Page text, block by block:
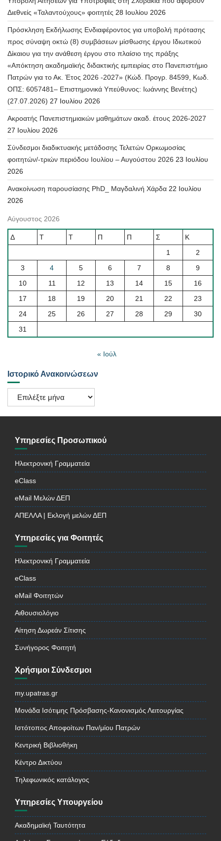
Διεθνείς «Ταλαντούχους» φοιτητές 28 Ιουλίου 2026
Πρόσκληση Εκδήλωσης Ενδιαφέροντος για υποβολή πρότασης
προς σύναψη οκτώ (8) συμβάσεων μίσθωσης έργου Ιδιωτικού
Δίκαιου για την ανάθεση έργου στο πλαίσιο της πράξης
«Απόκτηση ακαδημαϊκής διδακτικής εμπειρίας στο Πανεπιστήμιο
Πατρών για το Ακ. Έτος 2026 -2027» (Κώδ. Προγρ. 84599, Κωδ.
ΟΠΣ: 6057481– Επιστημονικά Υπεύθυνος: Ιωάννης Βενέτης)
(27.07.2026) 27 Ιουλίου 2026
Ακροατής Πανεπιστημιακών μαθημάτων ακαδ. έτους 2026-2027
27 Ιουλίου 2026
Σύνδεσμοι διαδικτυακής μετάδοσης Τελετών Ορκωμοσίας
φοιτητών/-τριών περιόδου Ιουλίου – Αυγούστου 2026 23 Ιουλίου
2026
Ανακοίνωση παρουσίασης PhD_ Μαγδαλινή Χάρδα 22 Ιουλίου
2026
Αύγουστος 2026
Δ Τ Τ Π Π Σ
Κ
1
2
3
4 5 6 7 8
9
10
11 12 13 14 15
16
17
18 19 20 21 22
23
24
25 26 27 28 29
30
31
« Ιούλ
Ιστορικό Ανακοινώσεων
Ιστορικό
Ανακοινώσεων
Υπηρεσίες Προσωπικού
Ηλεκτρονική Γραμματεία
eClass
eMail Μελών ΔΕΠ
ΑΠΕΛΛΑ | Εκλογή μελών ΔΕΠ
Υπηρεσίες για Φοιτητές
Ηλεκτρονική Γραμματεία
eClass
eMail Φοιτητών
Αιθουσιολόγιο
Αίτηση Δωρεάν Σίτισης
Συνήγορος Φοιτητή
Χρήσιμοι Σύνδεσμοι
my.upatras.gr
Μονάδα Ισότιμης Πρόσβασης-Κανονισμός Λειτουργίας
Ιστότοπος Αποφοίτων Παν/μίου Πατρών
Κεντρική Βιβλιοθήκη
Κέντρο Δικτύου
Τηλεφωνικός κατάλογος
Υπηρεσίες Υπουργείου
Ακαδημαϊκή Ταυτότητα